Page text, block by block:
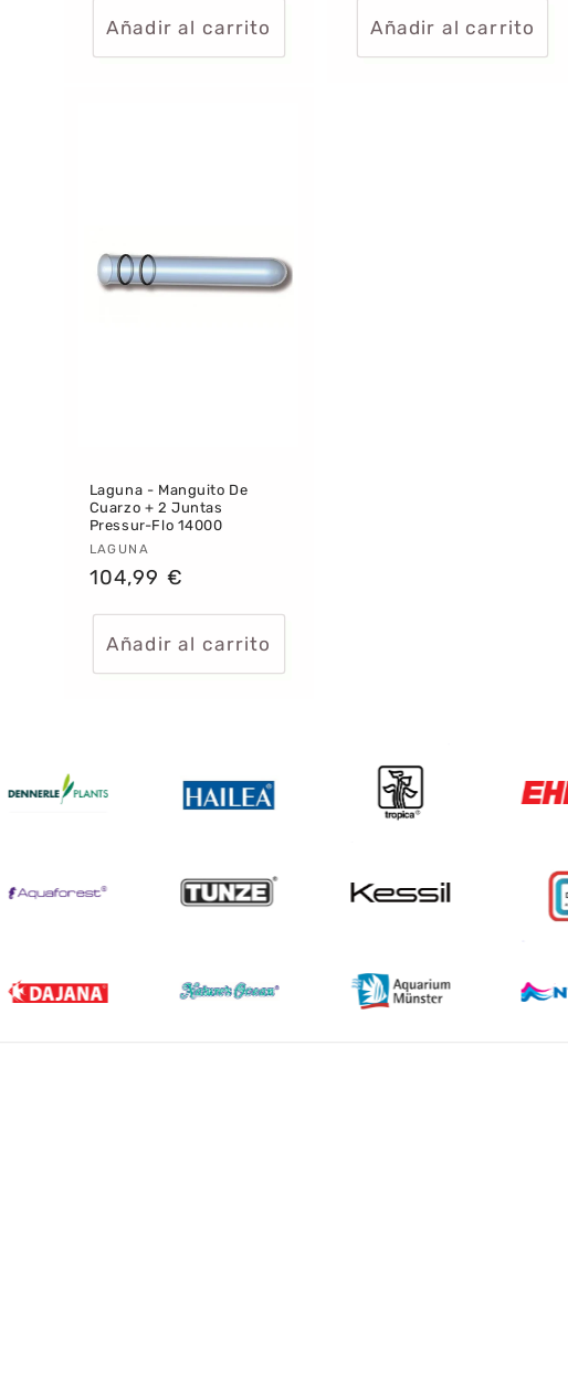
Añadir al carrito Añadir al carrito
Laguna - Manguito De
Cuarzo + 2 Juntas
Pressur-Flo 14000
Proveedor:
LAGUNA
Precio
104,99 €
Añadir al carrito